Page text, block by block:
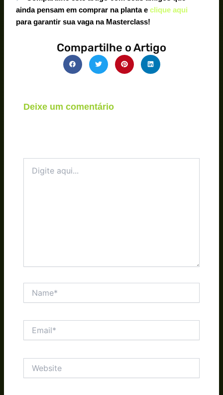
ainda pensam em comprar na planta eclique aqui
para garantir sua vaga na Masterclass!
Compartilhe o Artigo
Deixe um comentário
aqui...